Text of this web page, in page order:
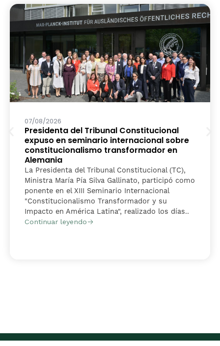
07/08/2026
Presidenta del Tribunal Constitucional
expuso en seminario internacional sobre
constitucionalismo transformador en
Alemania
La Presidenta del Tribunal Constitucional (TC),
Ministra María Pía Silva Gallinato, participó como
ponente en el XIII Seminario Internacional
"Constitucionalismo Transformador y su
Impacto en América Latina", realizado los días..
Continuar leyendo